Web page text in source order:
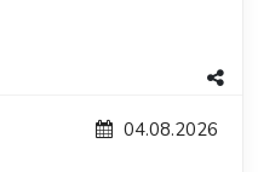
04.08.2026